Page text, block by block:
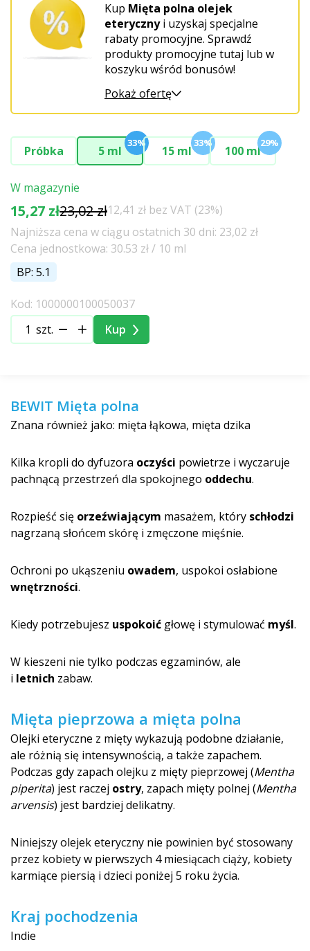
Kup Mięta polna olejek
eterycznyi uzyskaj specjalne
rabaty promocyjne. Sprawdź
produkty promocyjne tutaj lub w
koszyku wśród bonusów!
Pokaż ofertę
Próbka 5 ml
33%
15 ml
33%
100 ml
29%
W magazynie
15,27 zł23,02 zł12,41 zł bez VAT (23%)
Najniższa cena w ciągu ostatnich 30 dni: 23,02 zł
Cena jednostkowa: 30.53 zł / 10 ml
BP: 5.1
Kod: 1000000100050037
szt.
Kup
BEWIT Mięta polna
Znana również jako: mięta łąkowa, mięta dzika
Kilka kropli do dyfuzora oczyści powietrze i wyczaruje
pachnącą przestrzeń dla spokojnego oddechu.
Rozpieść się orzeźwiającym masażem, który schłodzi
nagrzaną słońcem skórę i zmęczone mięśnie.
Ochroni po ukąszeniu owadem, uspokoi osłabione
wnętrzności.
Kiedy potrzebujesz uspokoić głowę i stymulować myśl.
W kieszeni nie tylko podczas egzaminów, ale
i letnich zabaw.
Mięta pieprzowa a mięta polna
Olejki eteryczne z mięty wykazują podobne działanie,
ale różnią się intensywnością, a także zapachem.
Podczas gdy zapach olejku z mięty pieprzowej (Mentha
piperita) jest raczej ostry, zapach mięty polnej (Mentha
arvensis) jest bardziej delikatny.
Niniejszy olejek eteryczny nie powinien być stosowany
przez kobiety w pierwszych 4 miesiącach ciąży, kobiety
karmiące piersią i dzieci poniżej 5 roku życia.
Kraj pochodzenia
Indie